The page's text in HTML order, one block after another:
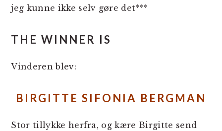
jeg kunne ikke selv gøre det***
THE WINNER IS
Vinderen blev:
BIRGITTE SIFONIA BERGMAN
Stor tillykke herfra, og kære Birgitte send